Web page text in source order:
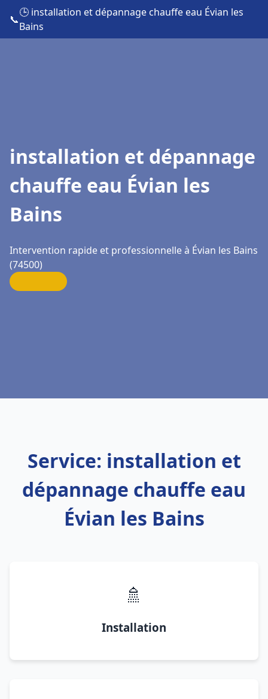
📞
🕒 installation et dépannage chauffe eau Évian les
Bains
installation et dépannage
chauffe eau Évian les
Bains
Intervention rapide et professionnelle à Évian les Bains
(74500)
Service: installation et
dépannage chauffe eau
Évian les Bains
🚿
Installation